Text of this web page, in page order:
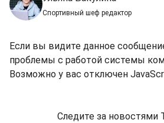
Спортивный шеф редактор
Если вы видите данное
проблемы с работой системы
Возможно у вас отключен
Следите за новостями